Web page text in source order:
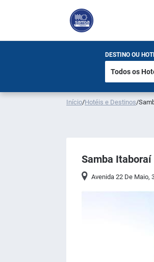
DESTINO OU
Início/Hotéis e Destinos/
Samba Itaboraí
Avenida 22 De Maio,